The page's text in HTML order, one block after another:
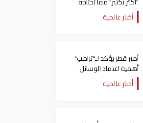
أخبار عالمية
أمير قطر يؤكد لـ"ترامب"
أهمية اعتماد الوسائل
الدبلوماسية لمعالجة
القضايا
أخبار عالمية